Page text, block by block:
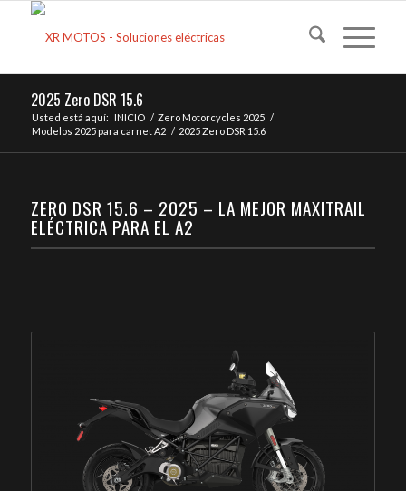
2025 Zero DSR 15.6
Usted está aquí: INICIO / Zero Motorcycles 2025 /
Modelos 2025 para carnet A2 / 2025 Zero DSR 15.6
ZERO DSR 15.6 – 2025 – LA MEJOR MAXITRAIL
ELÉCTRICA PARA EL A2